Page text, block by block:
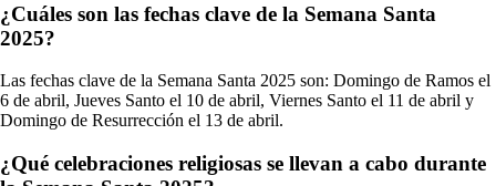
¿Cuáles son las fechas clave de la Semana Santa
2025?
Las fechas clave de la Semana Santa 2025 son: Domingo de Ramos el
6 de abril, Jueves Santo el 10 de abril, Viernes Santo el 11 de abril y
Domingo de Resurrección el 13 de abril.
¿Qué celebraciones religiosas se llevan a cabo durante